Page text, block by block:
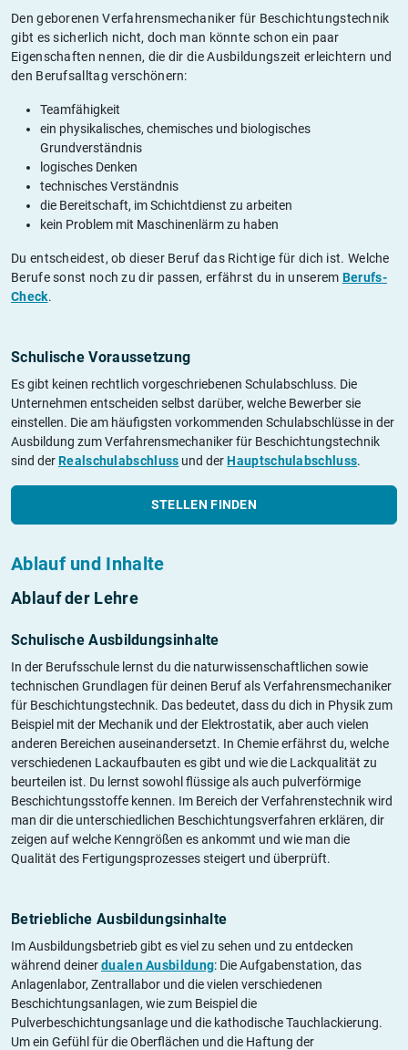
Den geborenen Verfahrensmechaniker für Beschichtungstechnik
gibt es sicherlich nicht, doch man könnte schon ein paar
Eigenschaften nennen, die dir die Ausbildungszeit erleichtern und
den Berufsalltag verschönern:
Teamfähigkeit
ein physikalisches, chemisches und biologisches
Grundverständnis
logisches Denken
technisches Verständnis
die Bereitschaft, im Schichtdienst zu arbeiten
kein Problem mit Maschinenlärm zu haben
Du entscheidest, ob dieser Beruf das Richtige für dich ist. Welche
Berufe sonst noch zu dir passen, erfährst du in unserem Berufs-
Check.
Schulische Voraussetzung
Es gibt keinen rechtlich vorgeschriebenen Schulabschluss. Die
Unternehmen entscheiden selbst darüber, welche Bewerber sie
einstellen. Die am häufigsten vorkommenden Schulabschlüsse in der
Ausbildung zum Verfahrensmechaniker für Beschichtungstechnik
sind derRealschulabschluss und derHauptschulabschluss.
STELLEN FINDEN
Ablauf und Inhalte
Ablauf der Lehre
Schulische Ausbildungsinhalte
In der Berufsschule lernst du die naturwissenschaftlichen sowie
technischen Grundlagen für deinen Beruf als Verfahrensmechaniker
für Beschichtungstechnik. Das bedeutet, dass du dich in Physik zum
Beispiel mit der Mechanik und der Elektrostatik, aber auch vielen
anderen Bereichen auseinandersetzt. In Chemie erfährst du, welche
verschiedenen Lackaufbauten es gibt und wie die Lackqualität zu
beurteilen ist. Du lernst sowohl flüssige als auch pulverförmige
Beschichtungsstoffe kennen. Im Bereich der Verfahrenstechnik wird
man dir die unterschiedlichen Beschichtungsverfahren erklären, dir
zeigen auf welche Kenngrößen es ankommt und wie man die
Qualität des Fertigungsprozesses steigert und überprüft.
Betriebliche Ausbildungsinhalte
Im Ausbildungsbetrieb gibt es viel zu sehen und zu entdecken
während deinerdualen Ausbildung: Die Aufgabenstation, das
Anlagenlabor, Zentrallabor und die vielen verschiedenen
Beschichtungsanlagen, wie zum Beispiel die
Pulverbeschichtungsanlage und die kathodische Tauchlackierung.
Um ein Gefühl für die Oberflächen und die Haftung der